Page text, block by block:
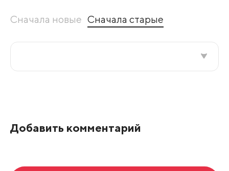
Сначала новые Сначала старые
Добавить комментарий